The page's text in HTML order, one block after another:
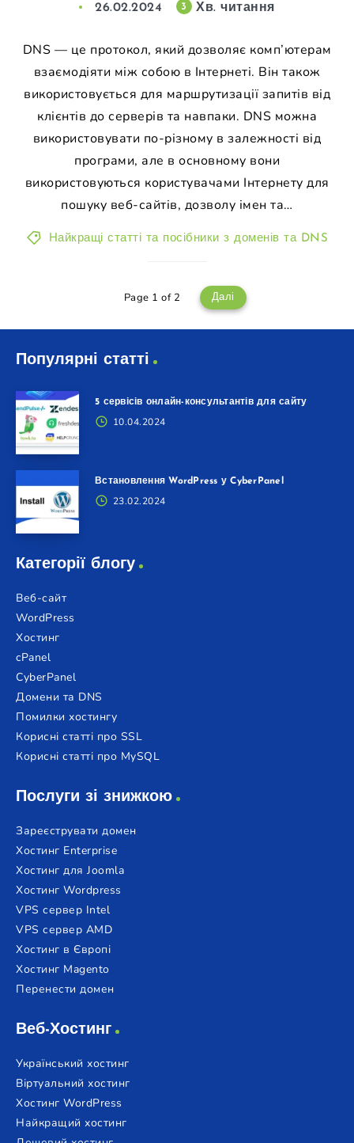
26.02.2024 3 Хв. читання
DNS — це протокол, який дозволяє комп’ютерам
взаємодіяти між собою в Інтернеті. Він також
використовується для маршрутизації запитів від
клієнтів до серверів та навпаки. DNS можна
використовувати по-різному в залежності від
програми, але в основному вони
використовуються користувачами Інтернету для
пошуку веб-сайтів, дозволу імен та…
Найкращі статті та посібники з доменів та DNS
Page 1 of 2 Далі
Популярні статті
5 сервісів онлайн-консультантів для сайту
10.04.2024
Встановлення WordPress у CyberPanel
23.02.2024
Категорії блогу
Веб-сайт
WordPress
Хостинг
cPanel
CyberPanel
Домени та DNS
Помилки хостингу
Корисні статті про SSL
Корисні статті про MySQL
Послуги зі знижкою
Зареєструвати домен
Хостинг Enterprise
Хостинг для Joomla
Хостинг Wordpress
VPS сервер Intel
VPS сервер AMD
Хостинг в Європі
Хостинг Magento
Перенести домен
Веб-Хостинг
Український хостинг
Віртуальний хостинг
Хостинг WordPress
Найкращий хостинг